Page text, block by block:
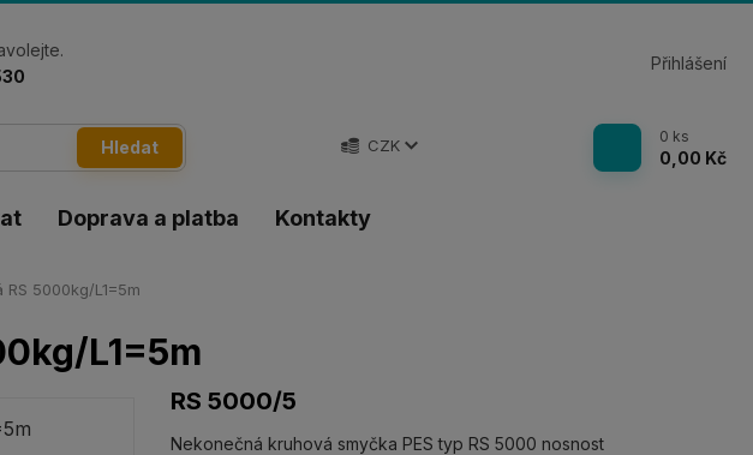
Doprava a platba Kontakty
CZK
Přihlášení
Hledat
0 ks
0,00 Kč
5000kg/L1=5m
L1=5m
RS 5000/5
Nekonečná kruhová smyčka PES typ RS 5000 nosnost